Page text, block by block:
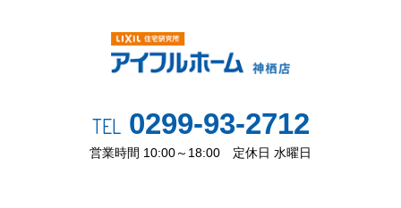
TEL0299-93-2712
営業時間 10:00～18:00 定休日 水曜日